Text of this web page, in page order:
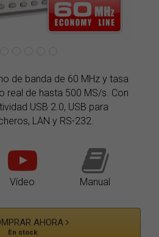
de banda de 60 MHz y tasa
real de hasta 500 MS/s. Con
USB 2.0, USB para
LAN y RS-232.
Vídeo Manual
AHORA
En stock